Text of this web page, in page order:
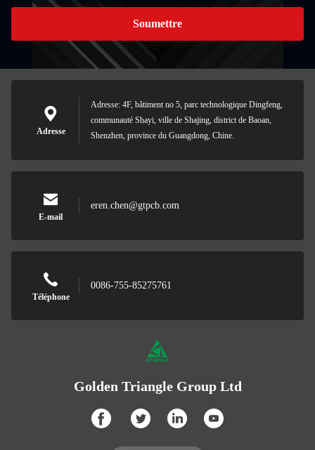
Soumettre
Adresse
Adresse: 4F, bâtiment no 5, parc technologique Dingfeng,
communauté Shayi, ville de Shajing, district de Baoan,
Shenzhen, province du Guangdong, Chine.
E-mail
eren.chen@gtpcb.com
Téléphone
0086-755-85275761
Golden Triangle Group Ltd